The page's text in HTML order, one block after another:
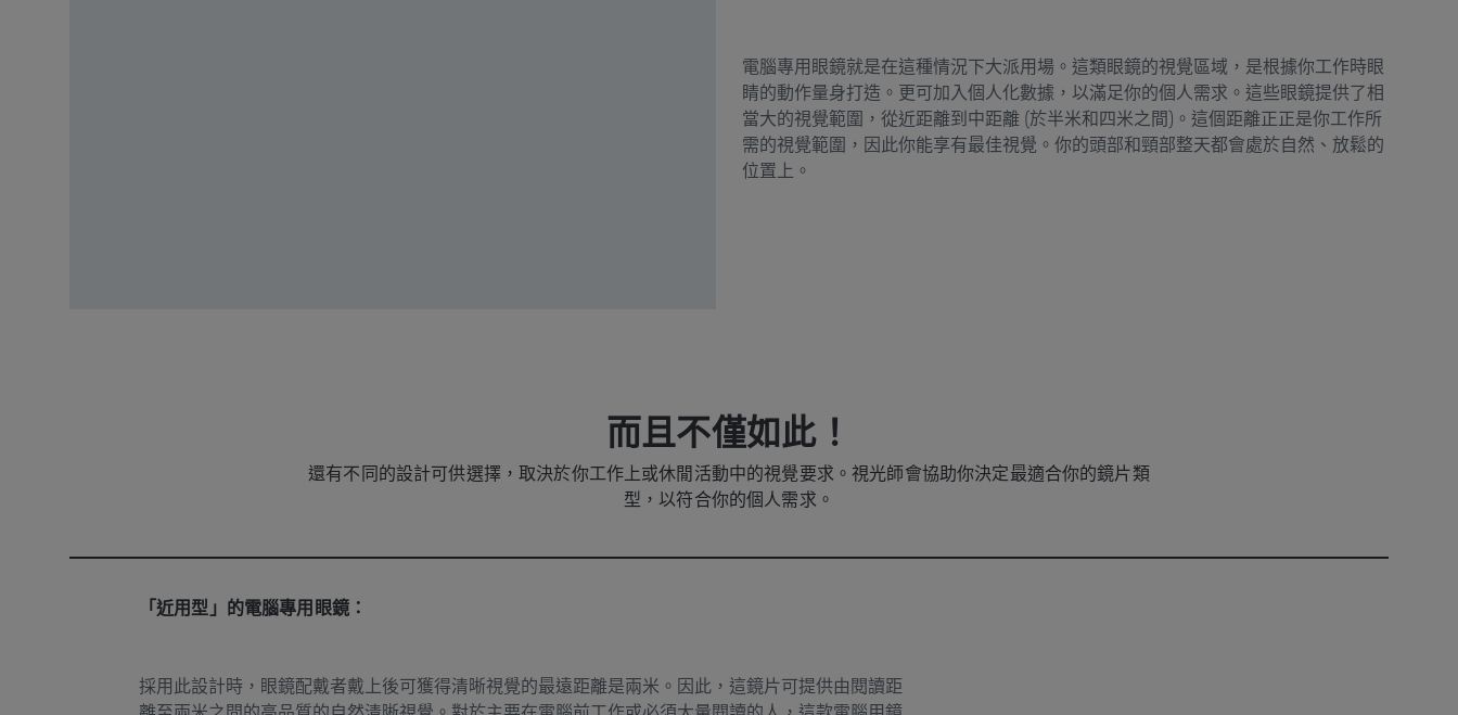
電腦專用眼鏡就是在這種情況下大派用場。這類眼鏡的視覺區域，是根據你工作時眼
睛的動作量身打造。更可加入個人化數據，以滿足你的個人需求。這些眼鏡提供了相
當大的視覺範圍，從近距離到中距離 (於半米和四米之間)。這個距離正正是你工作所
需的視覺範圍，因此你能享有最佳視覺。你的頭部和頸部整天都會處於自然、放鬆的
位置上。
而且不僅如此！
還有不同的設計可供選擇，取決於你工作上或休閒活動中的視覺要求。視光師會協助你決定最適合你的鏡片類
型，以符合你的個人需求。
「近用型」的電腦專用眼鏡：
採用此設計時，眼鏡配戴者戴上後可獲得清晰視覺的最遠距離是兩米。因此，這鏡片可提供由閱讀距